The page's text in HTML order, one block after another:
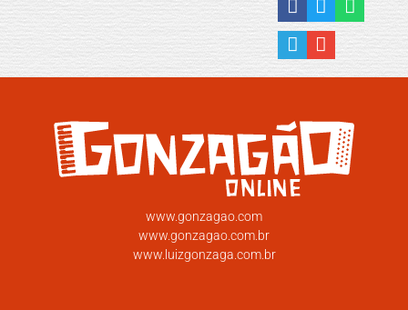
www.gonzagao.com
www.gonzagao.com.br
www.luizgonzaga.com.br